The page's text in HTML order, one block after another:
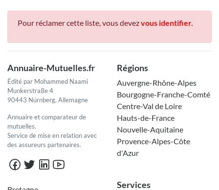
Pour réclamer cette liste, vous devezvous identifier.
Annuaire-Mutuelles.fr
Édité par Mohammed Naami
Munkerstraße 4
90443 Nürnberg, Allemagne
Annuaire et comparateur de
mutuelles.
Service de mise en relation avec
des assureurs partenaires.
Régions
Auvergne-Rhône-Alpes
Bourgogne-Franche-Comté
Centre-Val de Loire
Hauts-de-France
Nouvelle-Aquitaine
Provence-Alpes-Côte
d'Azur
Services